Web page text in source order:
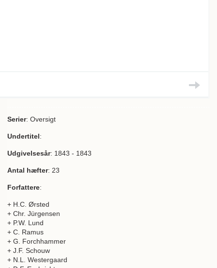
Serier: Oversigt
Undertitel:
Udgivelsesår: 1843 - 1843
Antal hæfter: 23
Forfattere:
+ H.C. Ørsted
+ Chr. Jürgensen
+ P.W. Lund
+ C. Ramus
+ G. Forchhammer
+ J.F. Schouw
+ N.L. Westergaard